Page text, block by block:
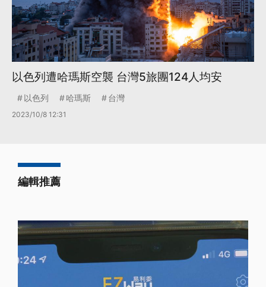
以色列遭哈瑪斯空襲 台灣5旅團124人均安
以色列 哈瑪斯 台灣
2023/10/8 12:31
編輯推薦